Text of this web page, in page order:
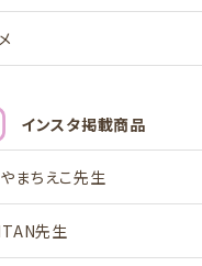
インスタ掲載商品
まちえこ先生
先生